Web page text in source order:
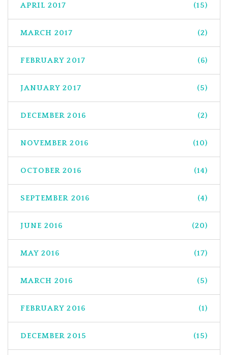
APRIL 2017 (15)
MARCH 2017 (2)
FEBRUARY 2017 (6)
JANUARY 2017 (5)
DECEMBER 2016 (2)
NOVEMBER 2016 (10)
OCTOBER 2016 (14)
SEPTEMBER 2016 (4)
JUNE 2016 (20)
MAY 2016 (17)
MARCH 2016 (5)
FEBRUARY 2016 (1)
DECEMBER 2015 (15)